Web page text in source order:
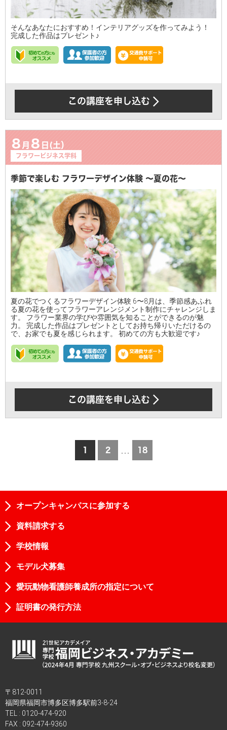
そんなあなたにおすすめ！インテリアグッズを作ってみよう！
完成した作品はプレゼント♪
この講座を申し込む
8月 8 日(土）
フラワービジネス学科
季節で楽しむ フラワーデザイン体験 〜夏の花〜
夏の花でつくるフラワーデザイン体験 6〜8月は、季節感あふれ
る夏の花を使ってフラワーアレンジメント制作にチャレンジしま
す。 フラワー業界の学びや雰囲気を知ることができるのが魅
力。 完成した作品はプレゼントとしてお持ち帰りいただけるの
で、お家でも夏を感じられます。 初めての方も大歓迎です♪
この講座を申し込む
1 2 18
オープンキャンパスに参加する
資料請求する
学校情報
モデル犬募集
愛玩動物看護師養成所の指定について
証明書の発行方法
〒812-0011
福岡県福岡市博多区博多駅前3-8-24
TEL : 0120-474-920
FAX : 092-474-9360